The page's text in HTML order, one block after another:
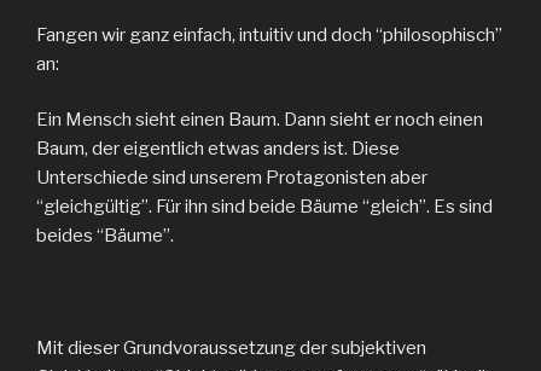
Fangen wir ganz einfach, intuitiv und doch “philosophisch”
an:
Ein Mensch sieht einen Baum. Dann sieht er noch einen
Baum, der eigentlich etwas anders ist. Diese
Unterschiede sind unserem Protagonisten aber
“gleichgültig”. Für ihn sind beide Bäume “gleich”. Es sind
beides “Bäume”.
Mit dieser Grundvoraussetzung der subjektiven